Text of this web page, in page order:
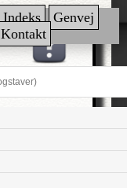
Indeks
Genvej
Kontakt